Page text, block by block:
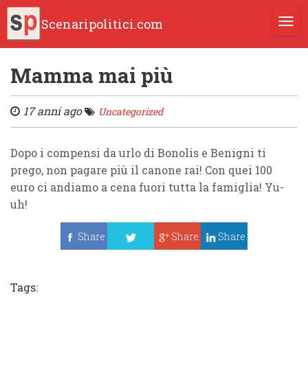
Scenaripolitici.com
Mamma mai più
17 anni ago Uncategorized
Dopo i compensi da urlo di Bonolis e Benigni ti
prego, non pagare più il canone rai! Con quei 100
euro ci andiamo a cena fuori tutta la famiglia! Yu-
uh!
Share
Share Share
Tags: